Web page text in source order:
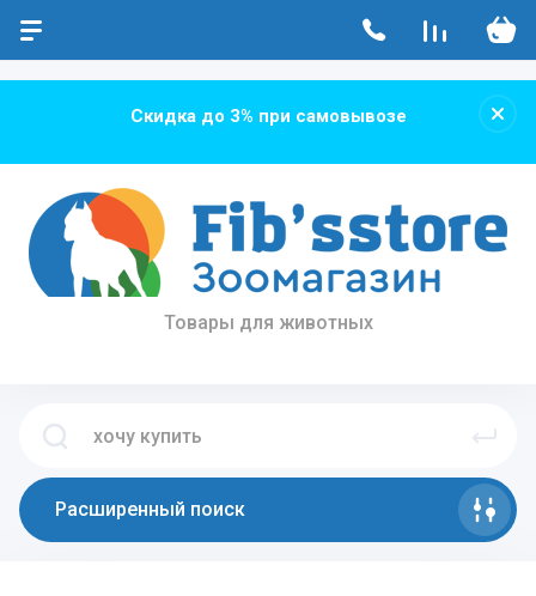
Скидка до 3% при самовывозе
Товары для животных
Расширенный поиск